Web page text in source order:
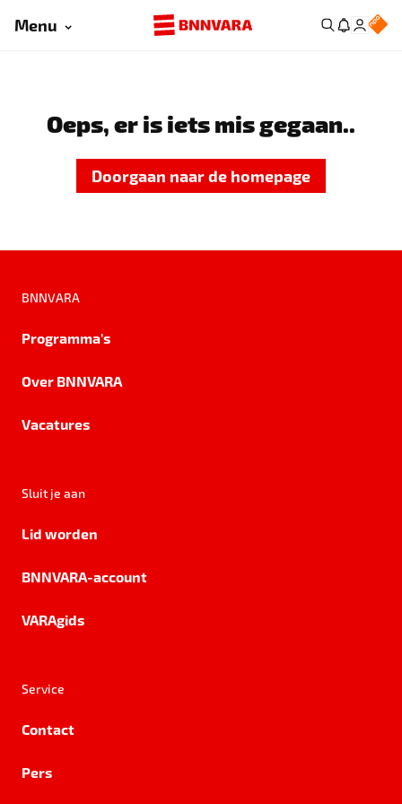
Menu
Oeps, er is iets mis gegaan..
Doorgaan naar de homepage
BNNVARA
Programma's
Over BNNVARA
Vacatures
Sluit je aan
Lid worden
BNNVARA-account
VARAgids
Service
Contact
Pers